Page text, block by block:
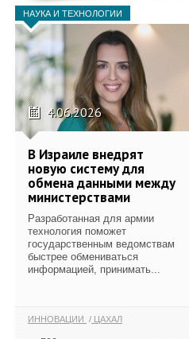
НАУКА И ТЕХНОЛОГИИ
4.06.2026
В Израиле внедрят
новую систему для
обмена данными между
министерствами
Разработанная для армии
технология поможет
государственным ведомствам
быстрее обмениваться
информацией, принимать...
ИННОВАЦИИ ЦАХАЛ